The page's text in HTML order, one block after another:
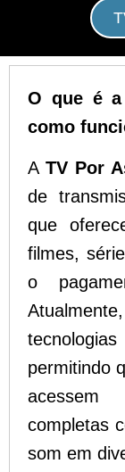
O que é
como
A TV Por
de
que
filmes,
o
permitindo
completas
som em